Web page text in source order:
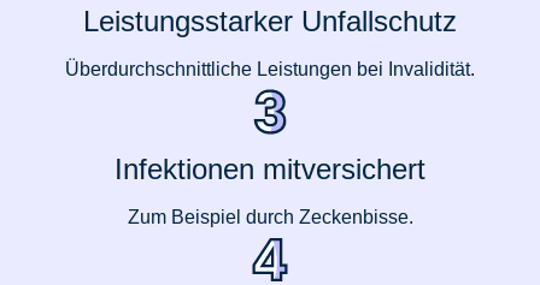
Leistungsstarker Unfallschutz
Überdurchschnittliche Leistungen bei Invalidität.
Infektionen mitversichert
Zum Beispiel durch Zeckenbisse.